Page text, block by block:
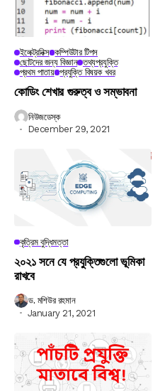
ইলেক্ট্রনিক্স কম্পিউটার টিপস
ছোটদের জন্য বিজ্ঞান তথ্যপ্রযুক্তি
প্রথম পাতায় প্রযুক্তি বিষয়ক খবর
কোডিং শেখার গুরুত্ব ও সম্ভাবনা
নিউজডেস্ক
December 29, 2021
কৃত্রিম বুদ্ধিমত্তা
২০২১ সনে যে প্রযুক্তিগুলো ভূমিকা
রাখবে
ড. মশিউর রহমান
January 21, 2021